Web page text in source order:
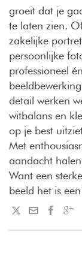
groeit dat je
te laten zien.
zakelijke
persoonlijke
professioneel
detail werken
witbalans en
op je best
Met
aandacht halen
Want een
beeld het is